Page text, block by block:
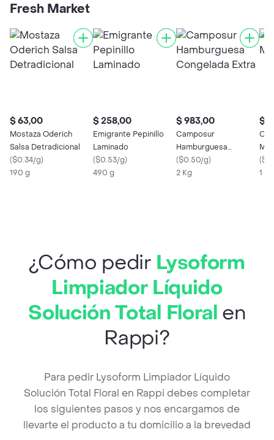
Fresh Market
$ 63,00
Mostaza Oderich
Salsa Detradicional
($0.34/g)
190 g
$ 258,00
Emigrante Pepinillo
Laminado
($0.53/g)
490 g
$ 983,00
Camposur
Hamburguesa
Congelada Extra
($0.50/g)
2 Kg
$
(
1 X
¿Cómo pedir Lysoform
Limpiador Líquido
Solución Total Floral en
Rappi?
Para pedir Lysoform Limpiador Líquido
Solución Total Floral en Rappi debes completar
los siguientes pasos y nos encargamos de
llevarte el producto a tu domicilio a la brevedad